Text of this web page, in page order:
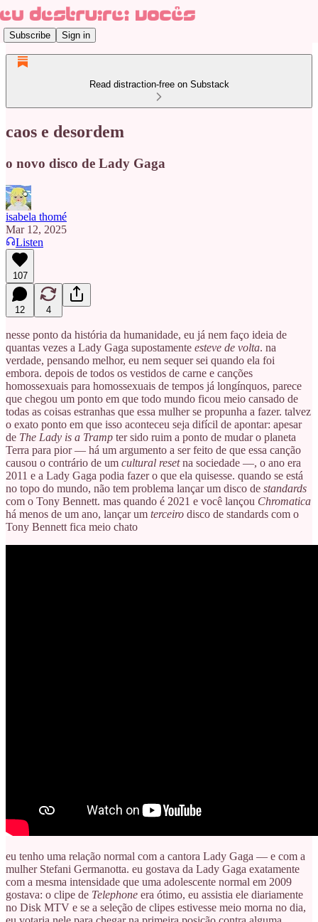
Subscribe Sign in
Read distraction-free on Substack
caos e desordem
o novo disco de Lady Gaga
isabela thomé
Mar 12, 2025
Listen
107
12 4
nesse ponto da história da humanidade, eu já nem faço ideia de
quantas vezes a Lady Gaga supostamente esteve de volta. na
verdade, pensando melhor, eu nem sequer sei quando ela foi
embora. depois de todos os vestidos de carne e canções
homossexuais para homossexuais de tempos já longínquos, parece
que chegou um ponto em que todo mundo ficou meio cansado de
todas as coisas estranhas que essa mulher se propunha a fazer. talvez
o exato ponto em que isso aconteceu seja difícil de apontar: apesar
de The Lady is a Tramp ter sido ruim a ponto de mudar o planeta
Terra para pior — há um argumento a ser feito de que essa canção
causou o contrário de um cultural resetna sociedade —, o ano era
2011 e a Lady Gaga podia fazer o que ela quisesse. quando se está
no topo do mundo, não tem problema lançar um disco de standards
com o Tony Bennett. mas quando é 2021 e você lançou Chromatica
há menos de um ano, lançar um terceiro disco de standards com o
Tony Bennett fica meio chato
eu tenho uma relação normal com a cantora Lady Gaga — e com a
mulher Stefani Germanotta. eu gostava da Lady Gaga exatamente
com a mesma intensidade que uma adolescente normal em 2009
gostava: o clipe de Telephone era ótimo, eu assistia ele diariamente
no Disk MTV e se a seleção de clipes estivesse meio morna no dia,